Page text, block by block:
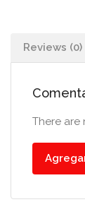
Reviews (0)
There are